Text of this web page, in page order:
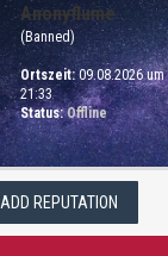
Anonyflume
(Banned)
Ortszeit:09.08.2026 um
21:33
Status: Offline
ADD REPUTATION